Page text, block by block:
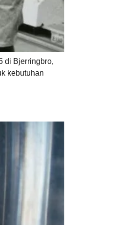
di Bjerringbro,
kebutuhan